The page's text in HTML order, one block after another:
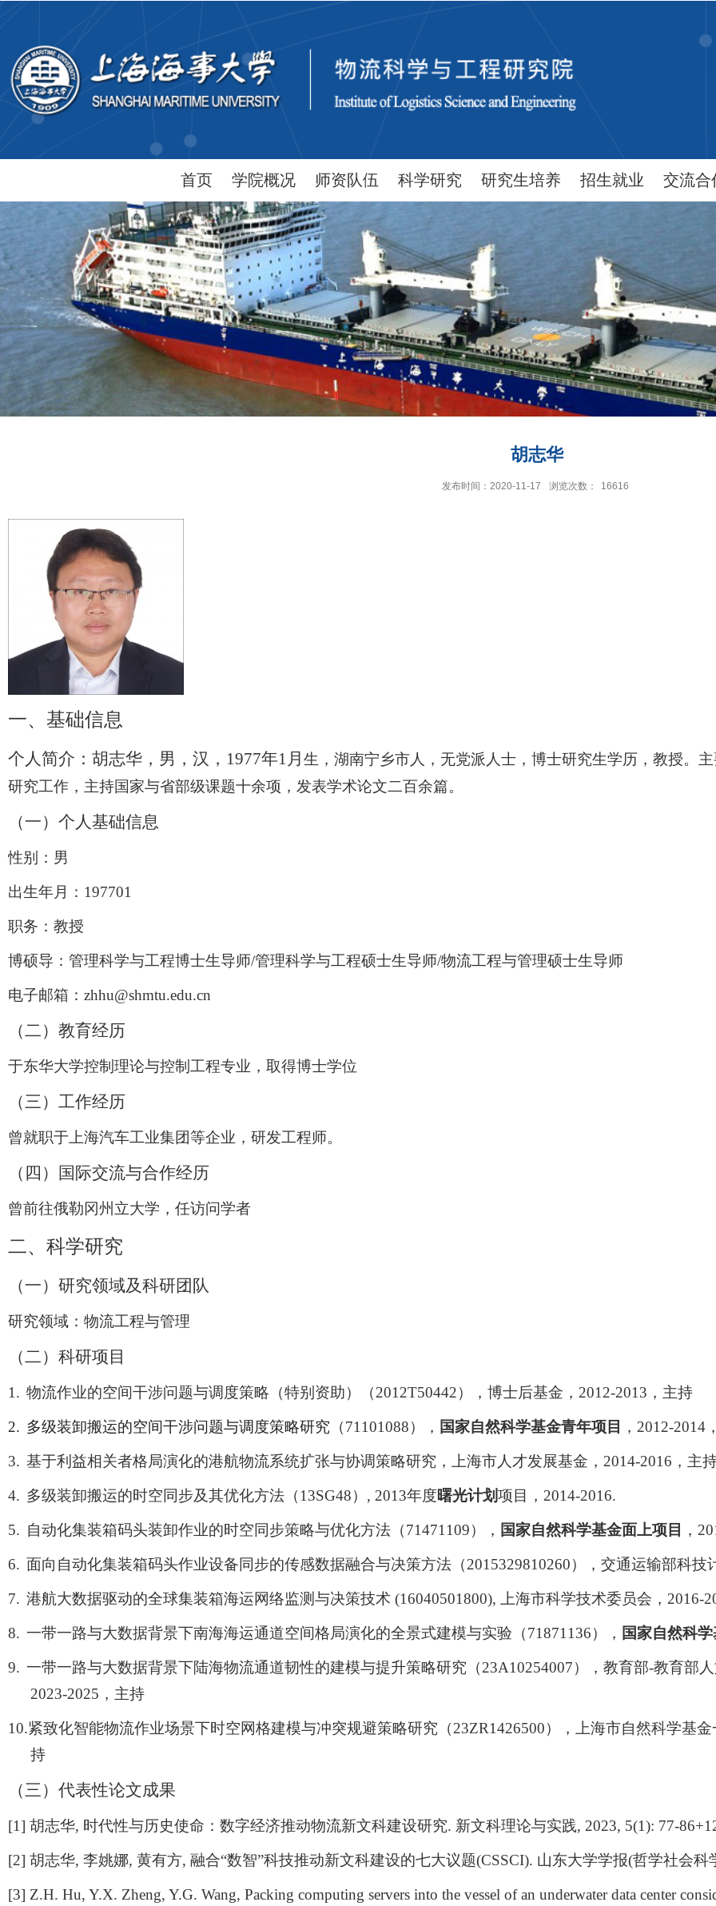
首页 学院概况 师资队伍 科学研究 研究生培养 招生就业 交流合
胡志华
发布时间：2020-11-17 浏览次数： 16616
一、 基础信息
个人简介：胡志华，男，汉， 1977年1 月 生，湖南宁乡市人，无党派人士，博士研究生学历，教授。
研究工作，主持国家与省部级课题十余项，发表学术论文二百余篇。
（一）个人基础信息
性别：男
出生年月： 197701
职务：教授
博硕导： 管理科学与工程博士生导师/管理科学与工程硕士生导师/物流工程与管理硕士生导师
电子邮箱： zhhu@shmtu.edu.cn
（二）教育经历
于东华大学控制理论与控制工程专业，取得博士学位
（三）工作经历
曾就职于上海汽车工业集团等企业，研发工程师。
（四）国际交流与合作经历
曾前往俄勒冈州立大学，任访问学者
二、科学研究
（一）研究领域及科研团队
研究领域：物流工程与管理
（二） 科研项目
1. 物流作业的空间干涉问题与调度策略（特别资助）（2012T50442），博士后基金， 2012-2013 ，主持
2. 多级装卸搬运的空间干涉问题与调度策略研究 （71101088）， 国家自然科学基金青年项目 ， 2012-2014
3. 基于利益相关者格局演化的港航物流系统扩张与协调策略研究，上海市人才发展基金， 2014-2016 ，主
4. 多级装卸搬运的时空同步及其优化方法（13SG48） , 2013年度曙光计划项目， 2014-2016.
5. 自动化集装箱码头装卸作业的时空同步策略与优化方法（71471109）， 国家自然科学基金面上项目 ，
6. 面向自动化集装箱码头作业设备同步的传感数据融合与决策方法（2015329810260），交通运输部科技
7. 港航大数据驱动的全球集装箱海运网络监测与决策技术 (16040501800), 上海市科学技术委员会， 2016-
8. 一带一路与大数据背景下南海海运通道空间格局演化的全景式建模与实验（71871136）， 国家自然科
9. 一带一路与大数据背景下陆海物流通道韧性的建模与提升策略研究（23A10254007），教育部-教育部
2023-2025 ，主持
10.紧致化智能物流作业场景下时空网格建模与冲突规避策略研究（23ZR1426500），
上海市自然科学基
持
（三） 代表性论文成果
[1] 胡志华, 时代性与历史使命：数字经济推动物流新文科建设研究. 新文科理论与实践, 2023, 5(1): 77-
[2] 胡志华, 李姚娜, 黄有方, 融合“数智”科技推动新文科建设的七大议题(CSSCI). 山东大学学报(哲学社会科
[3] Z.H. Hu, Y.X. Zheng, Y.G. Wang, Packing computing servers into the vessel of an underwater data center